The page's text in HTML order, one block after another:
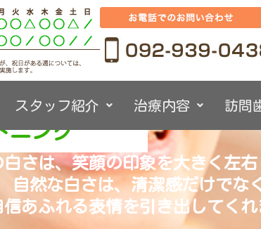
スタッフ紹介 治療内容 訪問
ニング
白さは、笑顔の印象を大きく左右
自然な白さは、清潔感だけでな
信あふれる表情を引き出してくれ